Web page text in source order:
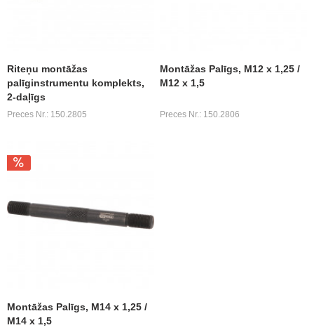
Riteņu montāžas
palīginstrumentu komplekts,
2-daļīgs
Preces Nr.: 150.2805
Montāžas Palīgs, M12 x 1,25 /
M12 x 1,5
Preces Nr.: 150.2806
Montāžas Palīgs, M14 x 1,25 /
M14 x 1,5